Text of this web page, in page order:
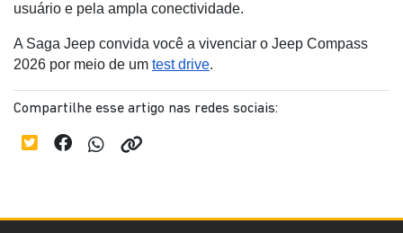
usuário e pela ampla conectividade.
A Saga Jeep convida você a vivenciar o Jeep Compass
2026 por meio de um test drive.
Compartilhe esse artigo nas redes sociais: